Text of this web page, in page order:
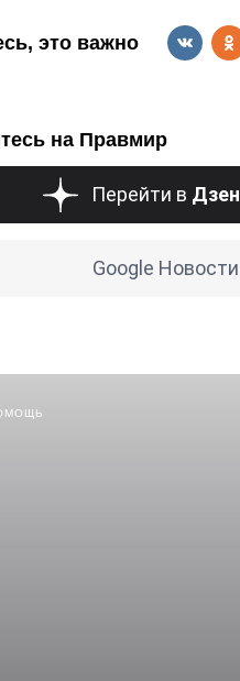
это важно
на Правмир
Перейти в Дзен
Google Новости